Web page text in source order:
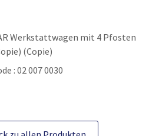
Werkstattwagen mit 4 Pfosten
(Copie)
: 02 007 0030